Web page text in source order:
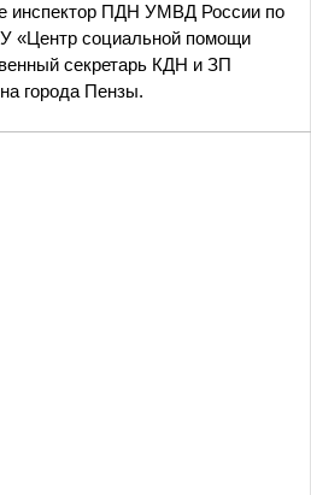
инспектор ПДН УМВД России по
«Центр социальной помощи
секретарь КДН и ЗП
города Пензы.